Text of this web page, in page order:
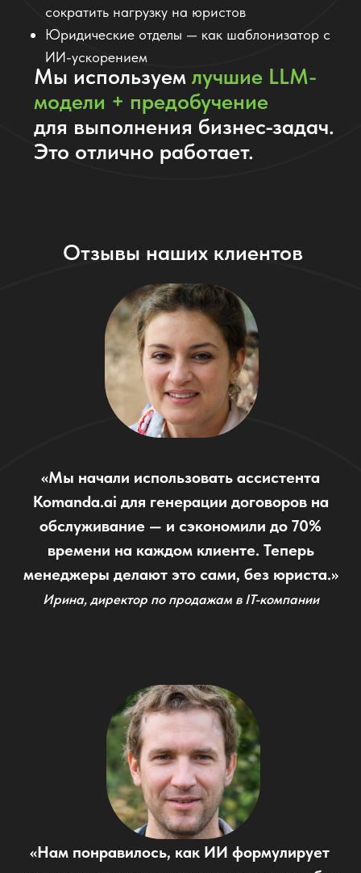
ПРОТЕСТИРОВАТЬ ИИ СОТРУДНИКА
ошибок. Настроили шаблон под наш бизнес
— работает как часы.»
Олег, владелец агентства недвижимости